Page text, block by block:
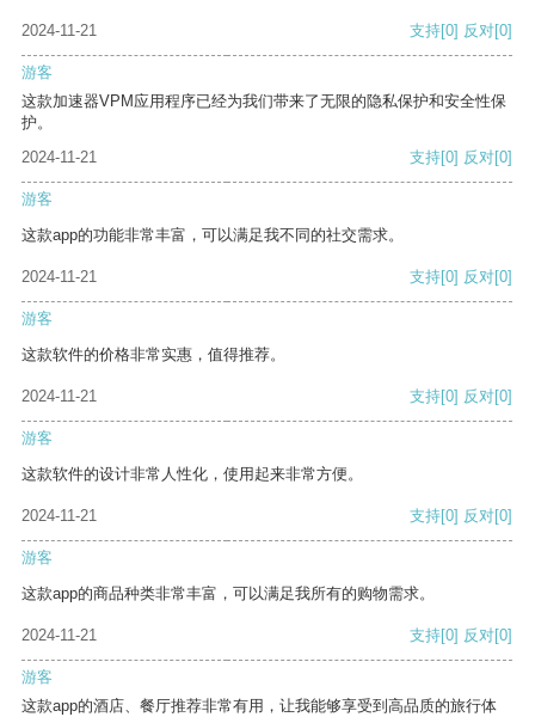
2024-11-21 支持[0] 反对[0]
游客
这款加速器VPM应用程序已经为我们带来了无限的隐私保护和安全性保
护。
2024-11-21
支持[0] 反对[0]
游客
这款app的功能非常丰富，可以满足我不同的社交需求。
2024-11-21 支持[0] 反对[0]
游客
这款软件的价格非常实惠，值得推荐。
2024-11-21 支持[0] 反对[0]
游客
这款软件的设计非常人性化，使用起来非常方便。
2024-11-21 支持[0] 反对[0]
游客
这款app的商品种类非常丰富，可以满足我所有的购物需求。
2024-11-21 支持[0] 反对[0]
游客
这款app的酒店、餐厅推荐非常有用，让我能够享受到高品质的旅行体